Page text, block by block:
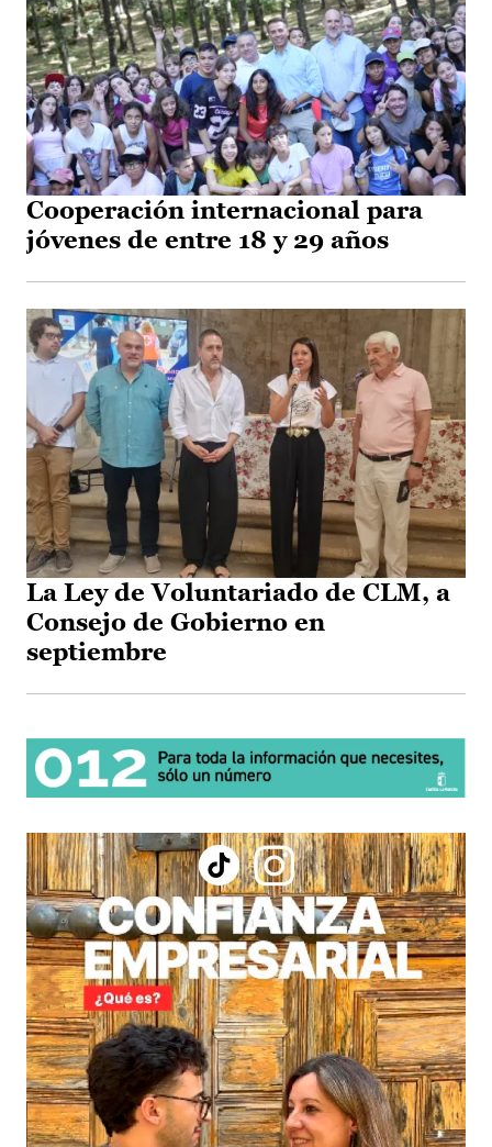
Cooperación internacional para
jóvenes de entre 18 y 29 años
La Ley de Voluntariado de CLM, a
Consejo de Gobierno en
septiembre